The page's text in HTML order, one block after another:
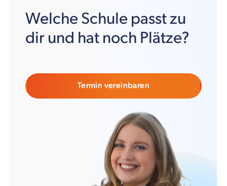
Welche Schule passt zu
dir und hat noch Plätze?
Termin vereinbaren